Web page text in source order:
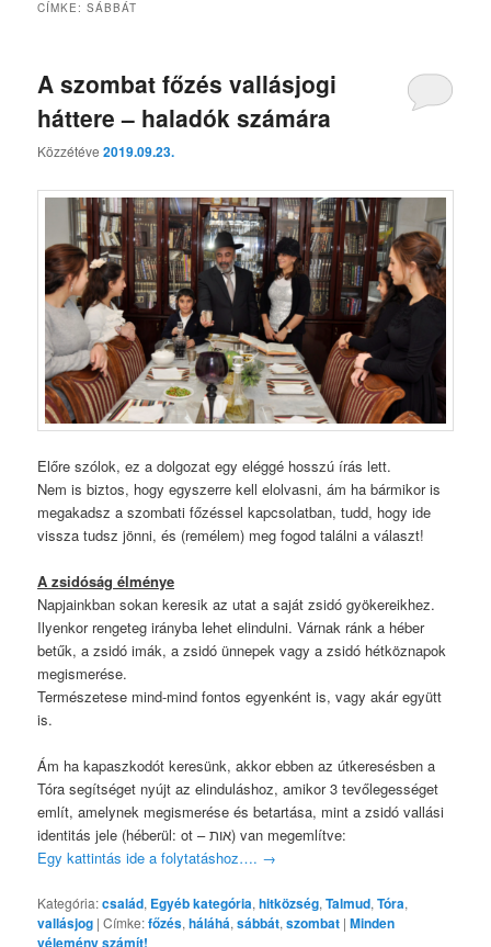
CÍMKE:SÁBBÁT
A szombat főzés vallásjogi
háttere – haladók számára
Közzétéve2019.09.23.
Előre szólok, ez a dolgozat egy eléggé hosszú írás lett.
Nem is biztos, hogy egyszerre kell elolvasni, ám ha bármikor is
megakadsz a szombati főzéssel kapcsolatban, tudd, hogy ide
vissza tudsz jönni, és (remélem) meg fogod találni a választ!
A zsidóság élménye
Napjainkban sokan keresik az utat a saját zsidó gyökereikhez.
Ilyenkor rengeteg irányba lehet elindulni. Várnak ránk a héber
betűk, a zsidó imák, a zsidó ünnepek vagy a zsidó hétköznapok
megismerése.
Természetese mind-mind fontos egyenként is, vagy akár együtt
is.
Ám ha kapaszkodót keresünk, akkor ebben az útkeresésben a
Tóra segítséget nyújt az elinduláshoz, amikor 3 tevőlegességet
említ, amelynek megismerése és betartása, mint a zsidó vallási
identitás jele (héberül: ot – אות) van megemlítve:
Egy kattintás ide a folytatáshoz…. →
Kategória:család, Egyéb kategória,hitközség,Talmud,Tóra,
vallásjog |Címke:főzés,háláhá,sábbát,szombat |Minden
vélemény számít!